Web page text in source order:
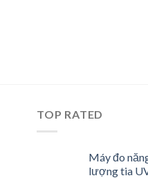
TOP RATED
Máy đo
lượng tia